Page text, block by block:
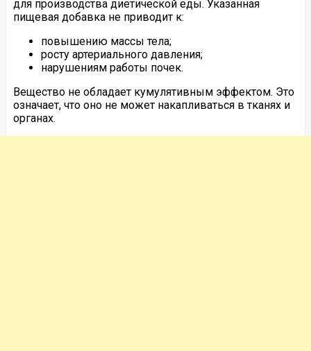
для производства диетической еды. Указанная
пищевая добавка не приводит к:
повышению массы тела;
росту артериального давления;
нарушениям работы почек.
Вещество не обладает кумулятивным эффектом. Это
означает, что оно не может накапливаться в тканях и
органах.